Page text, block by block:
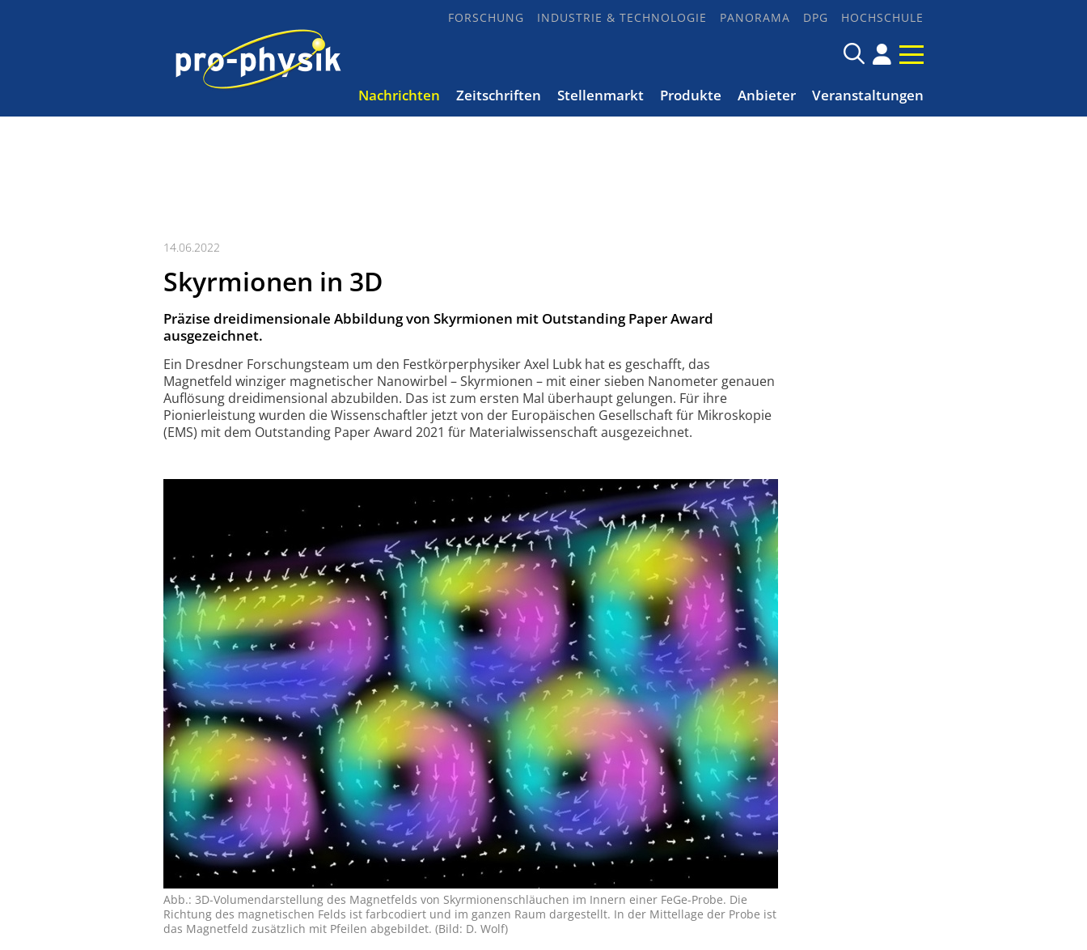
FORSCHUNG INDUSTRIE & TECHNOLOGIE PANORAMA DPG HOCHSCHULE
Nachrichten Zeitschriften Stellenmarkt Produkte Anbieter Veranstaltungen
14.06.2022
Skyrmionen in 3D
Präzise dreidimensionale Abbildung von Skyrmionen mit Outstanding Paper Award
ausgezeichnet.
Ein Dresdner Forschungsteam um den Festkörper­physiker Axel Lubk hat es geschafft, das
Magnetfeld winziger magnetischer Nanowirbel – Skyrmionen – mit einer sieben Nanometer genauen
Auflösung dreidimensional abzubilden. Das ist zum ersten Mal überhaupt gelungen. Für ihre
Pionierleistung wurden die Wissenschaftler jetzt von der Europäischen Gesellschaft für Mikroskopie
(EMS) mit dem Outstanding Paper Award 2021 für Material­wissenschaft ausgezeichnet.
Abb.: 3D-Volumen­darstellung des Magnetfelds von Skyrmionen­schläuchen im Innern einer FeGe-Probe. Die
Richtung des magnetischen Felds ist farb­codiert und im ganzen Raum dargestellt. In der Mittel­lage der Probe ist
das Magnet­feld zusätzlich mit Pfeilen abgebildet. (Bild: D. Wolf)